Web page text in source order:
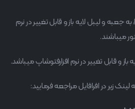
جعبه و لیبل لایه باز و قابل تغییر در نرم
میباشند.
و قابل تغییر در نرم افزارفتوشاپ میباشد.
لینک زیر در افرافایل مراجعه فرمایید: